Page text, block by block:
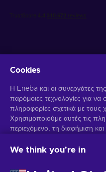
Λάβετε προσωποποιημένες
Μπορείτε να απεγγραφείτε
Ειδοποίηση Απορρήτουγια
Cookies
Η Eneba και οι συνεργάτες
παρόμοιες τεχνολογίες για
πληροφορίες σχετικά με τους
Χρησιμοποιούμε αυτές τις
περιεχόμενο, τη διαφήμιση
χρησιμοποιηθούν για την
αυτών των τεχνολογιών από
We think you're in